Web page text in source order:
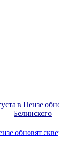
обновят